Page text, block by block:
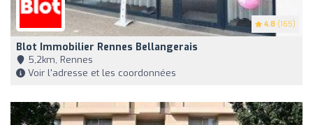
4.8 (165)
Blot Immobilier Rennes Bellangerais
5,2km, Rennes
Voir l'adresse et les coordonnées